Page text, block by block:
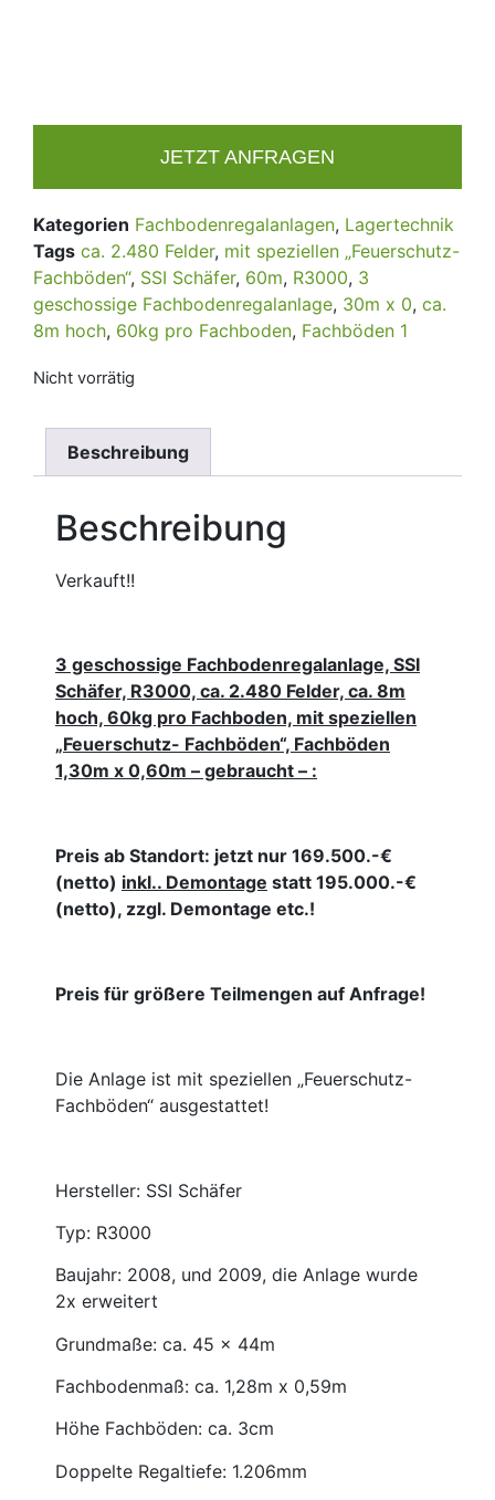
JETZT ANFRAGEN
Kategorien Fachbodenregalanlagen, Lagertechnik
Tags ca. 2.480 Felder, mit speziellen „Feuerschutz-
Fachböden“, SSI Schäfer, 60m, R3000, 3
geschossige Fachbodenregalanlage, 30m x 0, ca.
8m hoch, 60kg pro Fachboden, Fachböden 1
Nicht vorrätig
Beschreibung
Beschreibung
Verkauft!!
3 geschossige Fachbodenregalanlage, SSI
Schäfer, R3000, ca. 2.480 Felder, ca. 8m
hoch, 60kg pro Fachboden, mit speziellen
„Feuerschutz- Fachböden“, Fachböden
1,30m x 0,60m – gebraucht – :
Preis ab Standort: jetzt nur 169.500.-€
(netto) inkl.. Demontage statt 195.000.-€
(netto), zzgl. Demontage etc.!
Preis für größere Teilmengen auf Anfrage!
Die Anlage ist mit speziellen „Feuerschutz-
Fachböden“ ausgestattet!
Hersteller: SSI Schäfer
Typ: R3000
Baujahr: 2008, und 2009, die Anlage wurde
2x erweitert
Grundmaße: ca. 45 x 44m
Fachbodenmaß: ca. 1,28m x 0,59m
Höhe Fachböden: ca. 3cm
Doppelte Regaltiefe: 1.206mm